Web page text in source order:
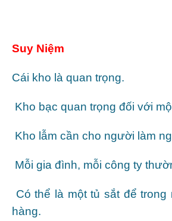
Suy Niệm
Cái kho là quan trọng.
Kho bạc quan trọng đối với
Kho lẫm cần cho người làm
Mỗi gia đình, mỗi công ty
Có thể là một tủ sắt để
hàng.